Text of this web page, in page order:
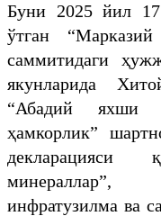
Буни 2025 йил
ўтган
саммитидаги
якунларида
“Абадий яхши
ҳамкорлик”
минераллар”,
инфратузилма ва